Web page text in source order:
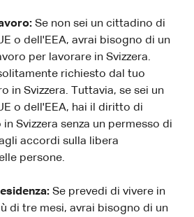
Se non sei un cittadino di
o dell'EEA, avrai bisogno di un
per lavorare in Svizzera.
richiesto dal tuo
in Svizzera. Tuttavia, se sei un
o dell'EEA, hai il diritto di
Svizzera senza un permesso di
accordi sulla libera
persone.
Se prevedi di vivere in
di tre mesi, avrai bisogno di un